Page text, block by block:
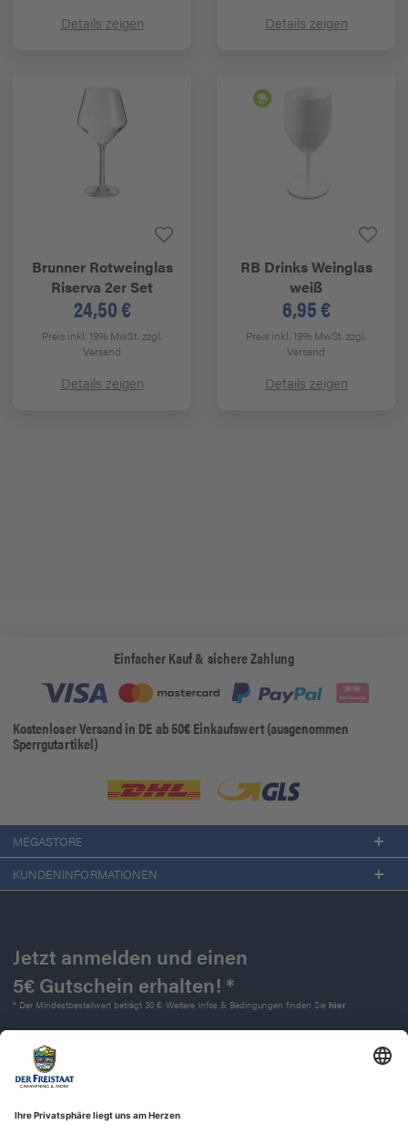
Details zeigen Details zeigen
BrunnerRotweinglas
Riserva 2er Set
24,50 €
Preis inkl. 19% MwSt.zzgl.
Versand
Details zeigen
RB DrinksWeinglas
weiß
6,95 €
Preis inkl. 19% MwSt.zzgl.
Versand
Details zeigen
Einfacher Kauf & sichere Zahlung
Kostenloser Versand in DE ab 50€ Einkaufswert (ausgenommen
Sperrgutartikel)
MEGASTORE
KUNDENINFORMATIONEN
Jetzt anmelden und einen
5€ Gutschein erhalten! *
* Der Mindestbestellwert beträgt 30 €. Weitere Infos & Bedingungen finden Sie hier.